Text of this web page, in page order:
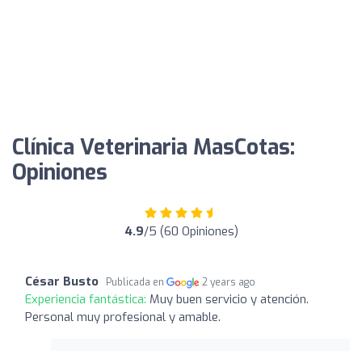
Clínica Veterinaria MasCotas:
Opiniones
4.9/5 (60 Opiniones)
César Busto Publicada en 2 years ago
Experiencia fantástica: Muy buen servicio y atención.
Personal muy profesional y amable.